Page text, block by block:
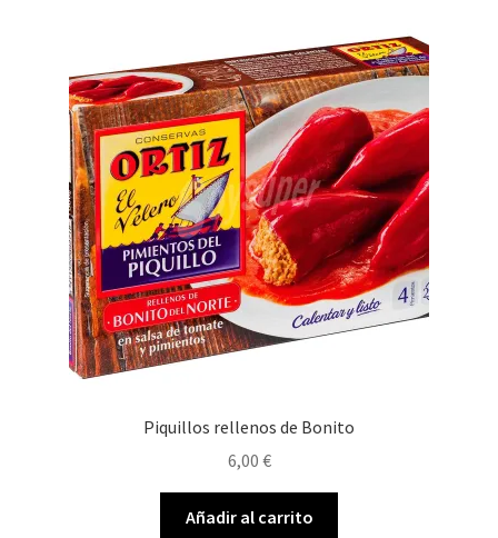
Piquillos rellenos de Bonito
6,00 €
Añadir al carrito